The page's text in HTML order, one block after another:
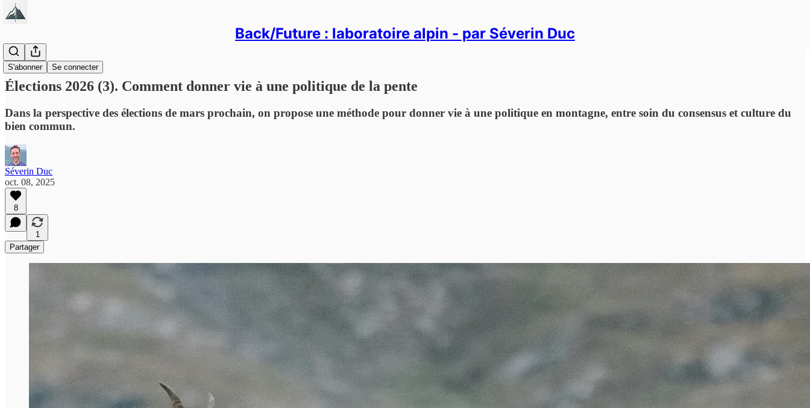
Back/Future : laboratoire alpin - par Séverin Duc
S'abonner Se connecter
Newsletter
Élections 2026 (3). Comment donner vie à une politique de la pente
Dans la perspective des élections de mars prochain, on propose une méthode pour donner vie à une politique en montagne, entre soin du consensus et culture du
bien commun.
Séverin Duc
oct. 08, 2025
8
1
Partager